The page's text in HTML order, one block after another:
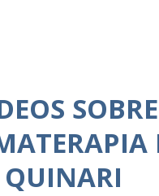
SOBRE
QUINARI